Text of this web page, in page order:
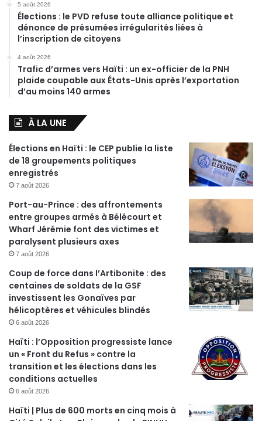
5 août 2026
Élections : le PVD refuse toute alliance politique et
dénonce de présumées irrégularités liées à
l’inscription de citoyens
4 août 2026
Trafic d’armes vers Haïti : un ex-officier de la PNH
plaide coupable aux États-Unis après l’exportation
d’au moins 140 armes
À LA UNE
Élections en Haïti : le CEP publie la liste
de 18 groupements politiques
enregistrés
7 août 2026
Port-au-Prince : des affrontements
entre groupes armés à Bélécourt et
Wharf Jérémie font des victimes et
paralysent plusieurs axes
7 août 2026
Coup de force dans l’Artibonite : des
centaines de soldats de la GSF
investissent les Gonaïves par
hélicoptères et véhicules blindés
6 août 2026
Haïti : l’Opposition progressiste lance
un « Front du Refus » contre la
transition et les élections dans les
conditions actuelles
6 août 2026
Haïti | Plus de 600 morts en cinq mois à